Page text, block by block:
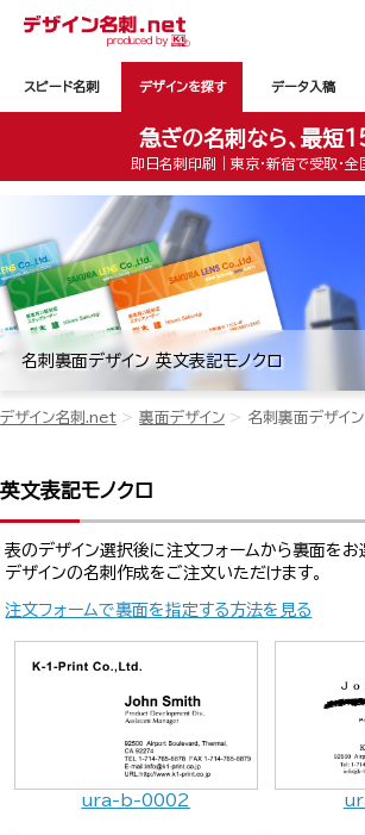
スピード名刺 デザインを探す データ入稿
急ぎの名刺なら、最短
即日名刺印刷｜東京・新宿で受取・全
名刺裏面デザイン 英文表記モノクロ
デザイン名刺.net 裏面デザイン 名刺裏面デザイ
英文表記モノクロ
表のデザイン選択後に注文フォームから裏面をお
デザインの名刺作成をご注文いただけます。
注文フォームで裏面を指定する方法を見る
ura-b-0002